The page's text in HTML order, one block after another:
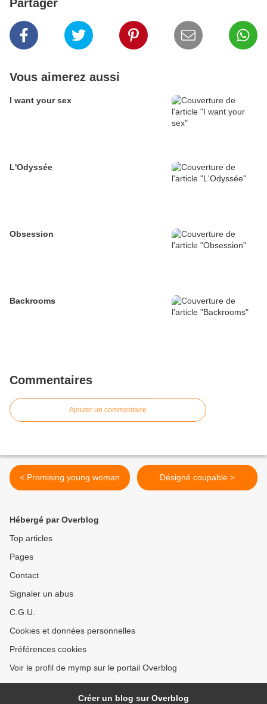
Partager
Vous aimerez aussi
I want your sex
L'Odyssée
Obsession
Backrooms
Commentaires
Ajouter un commentaire
< Promising young woman Désigné coupable >
Hébergé par Overblog
Top articles
Pages
Contact
Signaler un abus
C.G.U.
Cookies et données personnelles
Préférences cookies
Voir le profil de mymp sur le portail Overblog
Créer un blog sur Overblog